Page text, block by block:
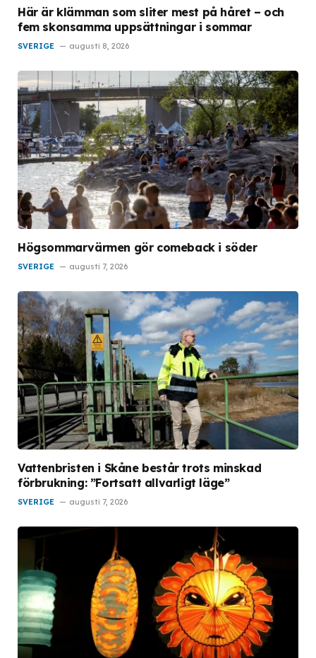
Här är klämman som sliter mest på håret – och
fem skonsamma uppsättningar i sommar
SVERIGE augusti 8, 2026
Högsommarvärmen gör comeback i söder
SVERIGE augusti 7, 2026
Vattenbristen i Skåne består trots minskad
förbrukning: ”Fortsatt allvarligt läge”
SVERIGE augusti 7, 2026